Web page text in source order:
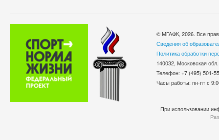
© МГАФК, 2026. Все
Сведения об
Политика обработки
140032, Московская
Телефон: +7 (495)
Часы работы: пн-пт с
При использовании